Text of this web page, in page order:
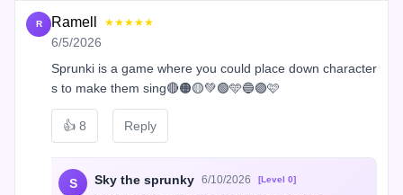
R Ramell ★★★★★
6/5/2026
Sprunki is a game where you could place down character
s to make them sing🔴🟠🟡💚🟢🩵🔵🟣🩷
👍 8 Reply
S Sky the sprunky 6/10/2026 [Level 0]